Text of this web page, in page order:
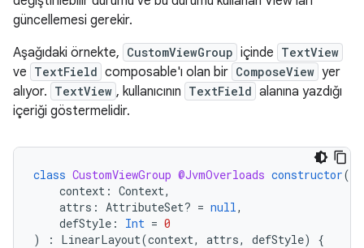
güncellemesi gerekir.
Aşağıdaki örnekte, CustomViewGroup içinde TextView
ve TextField composable'ı olan bir ComposeView yer
alıyor. TextView , kullanıcının TextField alanına yazdığı
içeriği göstermelidir.
class CustomViewGroup @JvmOverloads constructor(
context : Context,
attrs : AttributeSet? = null,
defStyle : Int = 0
)
: LinearLayout(context, attrs, defStyle) {